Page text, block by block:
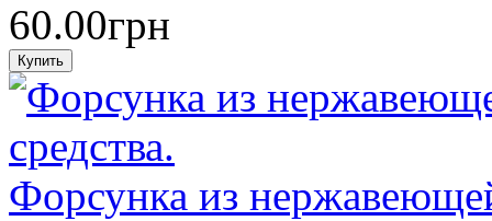
60.00грн
Форсунка из